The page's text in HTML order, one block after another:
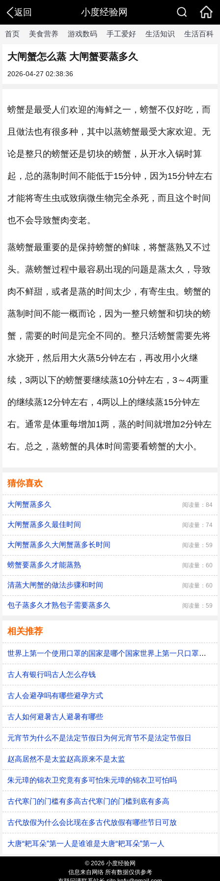
返回 小度经验网
首页 美食营养 游戏数码 手工爱好 生活知识 生活百科
大闸蟹怎么蒸 大闸蟹要蒸多久
2026-04-27 02:38:36
螃蟹是最受人们欢迎的海鲜之一，螃蟹不仅好吃，而
且做法也有很多种，其中以蒸螃蟹最受大家欢迎。无
论是整只的螃蟹还是切块的螃蟹，从开水入锅时算
起，总的蒸制时间不能低于15分钟，因为15分钟左右
才能将寄生虫或致病微生物完全杀死，而且这个时间
也不会导致蟹肉变老。
蒸螃蟹最重要的是保持螃蟹的鲜味，将蟹蒸熟又不过
头。蒸螃蟹过程中最容易出现的问题是蒸太久，导致
肉不鲜甜，或者是蒸的时间太少，有寄生虫。螃蟹的
蒸制时间不能一概而论，因为一整只螃蟹和切块的螃
蟹，需要的时间是完全不同的。整只活螃蟹需要先将
水烧开，然后用大火蒸5分钟左右，再改用小火继
续，3两以下的螃蟹要继续蒸10分钟左右，3～4两重
的继续蒸12分钟左右，4两以上的继续蒸15分钟左
右。通常是体重每增加1两，蒸的时间就增加2分钟左
右。总之，蒸螃蟹的具体时间需要看螃蟹的大小。
猜你喜欢
大闸蟹蒸多久 阅读量：84
大闸蟹蒸多久最佳时间 阅读量：74
大闸蟹蒸多久大闸蟹蒸多长时间 阅读量：59
螃蟹要蒸多久才能蒸熟 阅读量：60
清蒸大闸蟹的做法步骤和时间 阅读量：60
包子蒸多久才熟包子需要蒸多久 阅读量：59
相关推荐
世界上第一个使用口罩的国家是哪个国家世界上第一只口罩是谁发明的
古人有银行吗古人怎么存钱
古人会避孕吗有哪些避孕方式
古人如何避暑古人避暑有哪些
元宵节为什么不是法定节假日为何元宵节不是法定节假日
赵高居然不是太监赵高原来不是太监
朱元璋的锦衣卫究竟有多可怕朱元璋的锦衣卫可怕吗
古代寒门的门槛有多高古代寒门的门槛到底有多高
古代放假为什么会比现在多古代放假有哪些节日可放
大唐“耙耳朵”第一人是谁谁是大唐“耙耳朵”第一人
© 2026 小度经验网
信息来自网络 所有数据仅供参考